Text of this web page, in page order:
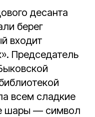
десанта
берег
входит
Председатель
всем сладкие
шары — символ